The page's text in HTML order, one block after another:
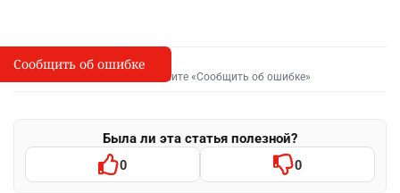
I
Сообщить об опечатке
Выделите фрагмент и нажмите «Сообщить об ошибке»
Была ли эта статья полезной?
0 0
Сообщить об ошибке